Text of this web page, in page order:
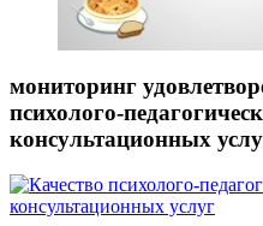
мониторинг
психолого-
консультационных